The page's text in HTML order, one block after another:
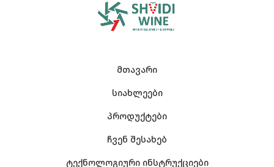
მთავარი
სიახლეები
პროდუქტები
ჩვენ შესახებ
ტექნოლოგიური ინსტრუქციები